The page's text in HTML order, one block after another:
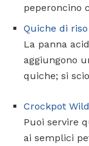
peperoncino
Quiche di
La panna
aggiungono
quiche; si
Crockpot
Puoi servire
ai semplici